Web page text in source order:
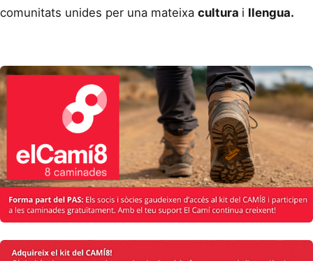
comunitats unides per una mateixa cultura i llengua.